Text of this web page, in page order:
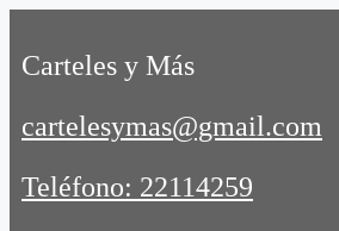
al
Carteles y Más
cartelesymas@gmail.com
Teléfono: 22114259